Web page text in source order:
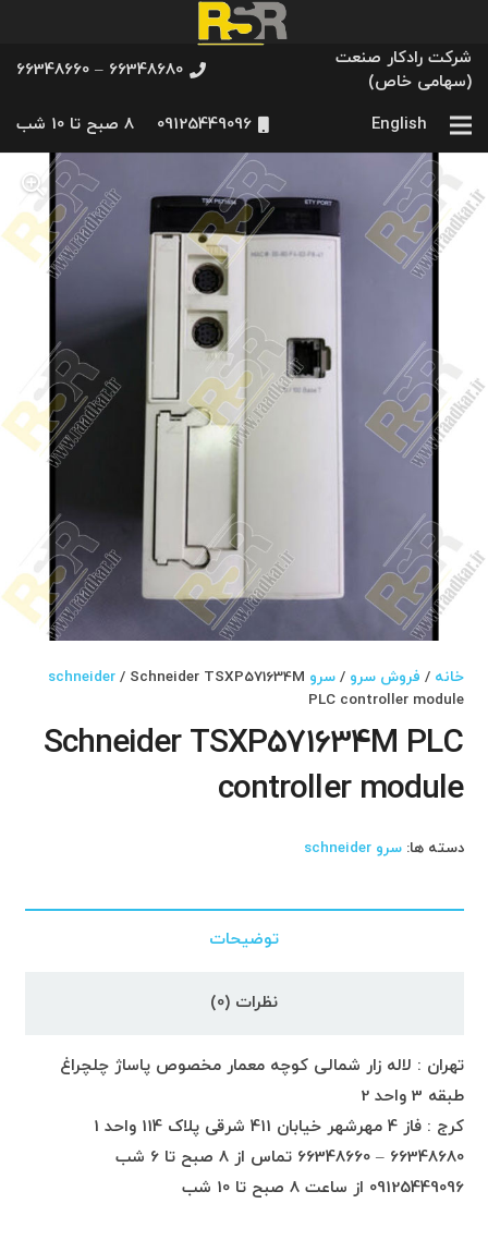
شرکت رادکار صنعت
(سهامی خاص)
66348680 – 66348660
English
09125449096 8 صبح تا 10 شب
خانه / فروش سرو /سرو schneider / Schneider TSXP571634M
PLC controller module
Schneider TSXP571634M PLC
controller module
دسته ها:سرو schneider
توضیحات
نظرات (0)
تهران : لاله زار شمالی کوچه معمار مخصوص پاساژ چلچراغ
طبقه 3 واحد 2
کرج : فاز 4 مهرشهر خیابان 411 شرقی پلاک 114 واحد 1
66348680 – 66348660 تماس از 8 صبح تا 6 شب
09125449096 از ساعت 8 صبح تا 10 شب